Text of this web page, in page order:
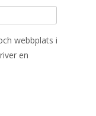
webbplats i
en